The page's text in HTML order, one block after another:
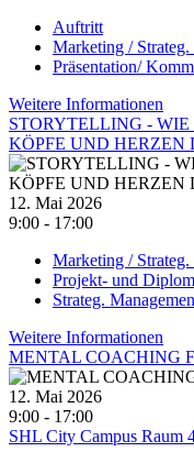
Auftritt
Marketing /
Präsentation/
Weitere Informationen
STORYTELLING -
KÖPFE UND HERZEN
12. Mai 2026
9:00 - 17:00
Marketing /
Projekt- und
Strateg.
Weitere Informationen
MENTAL COACHING
12. Mai 2026
9:00 - 17:00
SHL City Campus Raum